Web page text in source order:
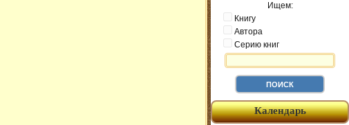
Ищем:
Книгу
Автора
Серию книг
Календарь